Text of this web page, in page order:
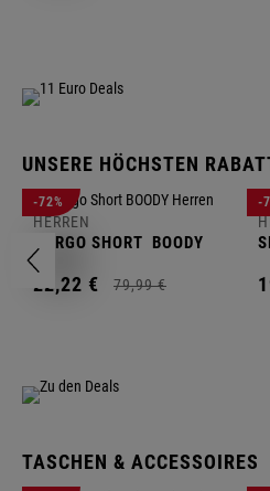
UNSERE HÖCHSTEN
-72%
HERREN
CARGO SHORT BOODY
22,22 € 79,99 €
-
TASCHEN & ACCESSOIRES